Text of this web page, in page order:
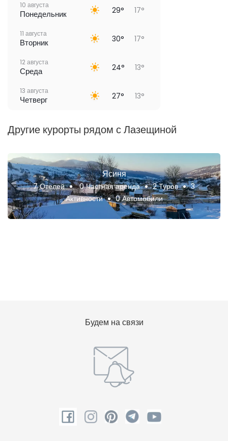
10 августа
Понедельник 29° 17°
11 августа
Вторник 30° 17°
12 августа
Среда 24° 13°
13 августа
Четверг 27° 13°
Другие курорты рядом с Лазещиной
Ясиня
7 Отелей 0 Частная аренда 2 Туров
3
Активности
0 Автомобили
Будем на связи